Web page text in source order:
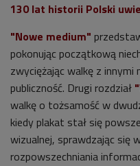
130 lat historii Polski
"Nowe medium"
pokonując początkową
zwyciężając walkę z
publiczność. Drugi rozdział
walkę o tożsamość w
kiedy plakat stał się
wizualnej, sprawdzając się
rozpowszechniania